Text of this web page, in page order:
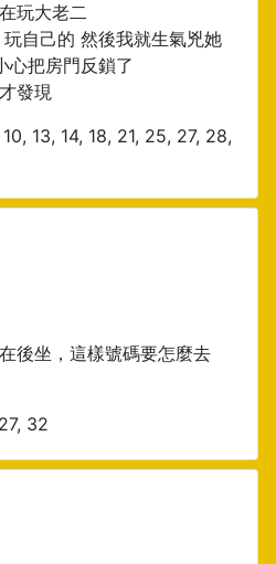
玩大老二
自己的 然後我就生氣兇她
心把房門反鎖了
發現
13, 14, 18, 21, 25, 27, 28,
後坐，這樣號碼要怎麼去
32